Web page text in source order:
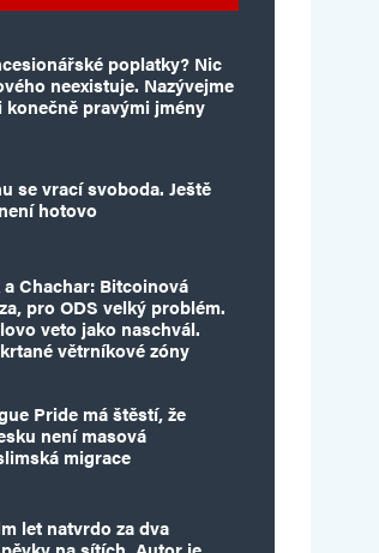
poplatky? Nic
neexistuje. Nazývejme
konečně pravými jmény
se vrací svoboda. Ještě
hotovo
a Chachar: Bitcoinová
pro ODS velký problém.
veto jako naschvál.
větrníkové zóny
Pride má štěstí, že
není masová
migrace
let natvrdo za dva